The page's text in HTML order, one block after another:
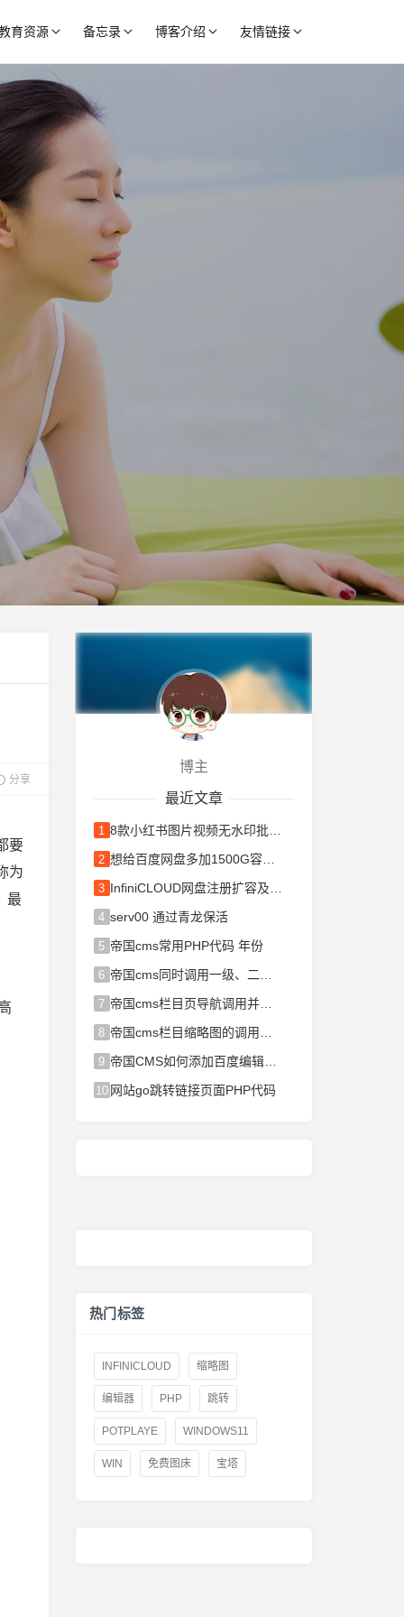
育资源 备忘录 博客介绍 友情链接
分享
要
为
最
博主
最近文章
1
2 想给百度网盘多加1500G容量吗？不管
3
4 serv00 通过青龙保活
5 帝国cms常用PHP代码 年份
6
7 帝国cms栏目页导航调用并高亮变色
8
9 帝国CMS如何添加百度编辑器？
10 网站go跳转链接页面PHP代码
热门标签
INFINICLOUD 缩略图
编辑器 PHP 跳转
POTPLAYE WINDOWS11
WIN 免费图床 宝塔